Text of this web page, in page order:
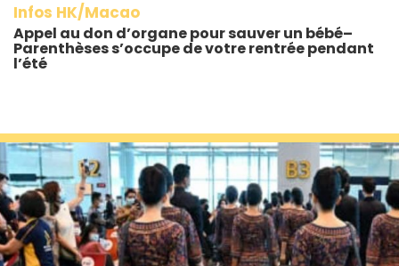
Infos HK/Macao
Appel au don d’organe pour sauver un bébé–
Parenthèses s’occupe de votre rentrée pendant
l’été